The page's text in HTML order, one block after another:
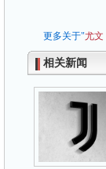
更多关于"尤文
相关新闻